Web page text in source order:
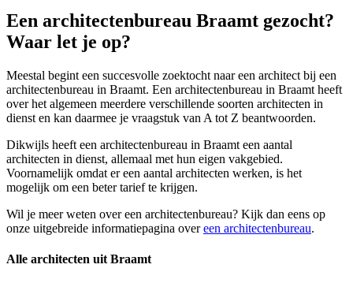
Een architectenbureau Braamt gezocht?
Waar let je op?
Meestal begint een succesvolle zoektocht naar een architect bij een
architectenbureau in Braamt. Een architectenbureau in Braamt heeft
over het algemeen meerdere verschillende soorten architecten in
dienst en kan daarmee je vraagstuk van A tot Z beantwoorden.
Dikwijls heeft een architectenbureau in Braamt een aantal
architecten in dienst, allemaal met hun eigen vakgebied.
Voornamelijk omdat er een aantal architecten werken, is het
mogelijk om een beter tarief te krijgen.
Wil je meer weten over een architectenbureau? Kijk dan eens op
onze uitgebreide informatiepagina overeen architectenbureau.
Alle architecten uit Braamt